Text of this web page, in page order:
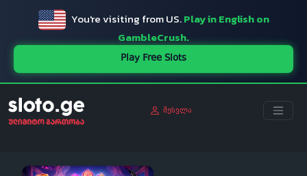
You're visiting from US.Play in English on
GambleCrush.
Play Free Slots
შესვლა